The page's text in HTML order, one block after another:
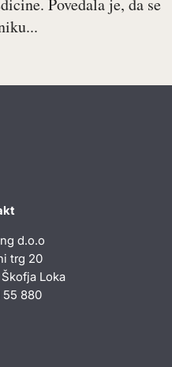
Povedala je, da se
d.o.o
trg 20
Loka
55 880